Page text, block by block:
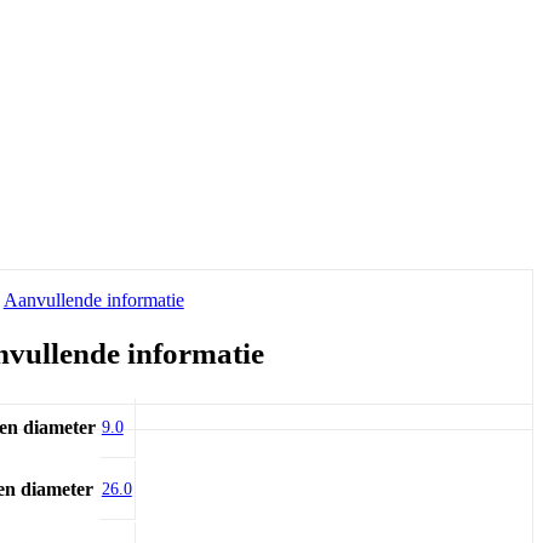
Aanvullende informatie
informatie
diameter 9.0
diameter 26.0